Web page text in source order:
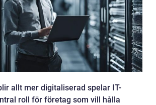
allt mer digitaliserad spelar IT-
roll för företag som vill hålla